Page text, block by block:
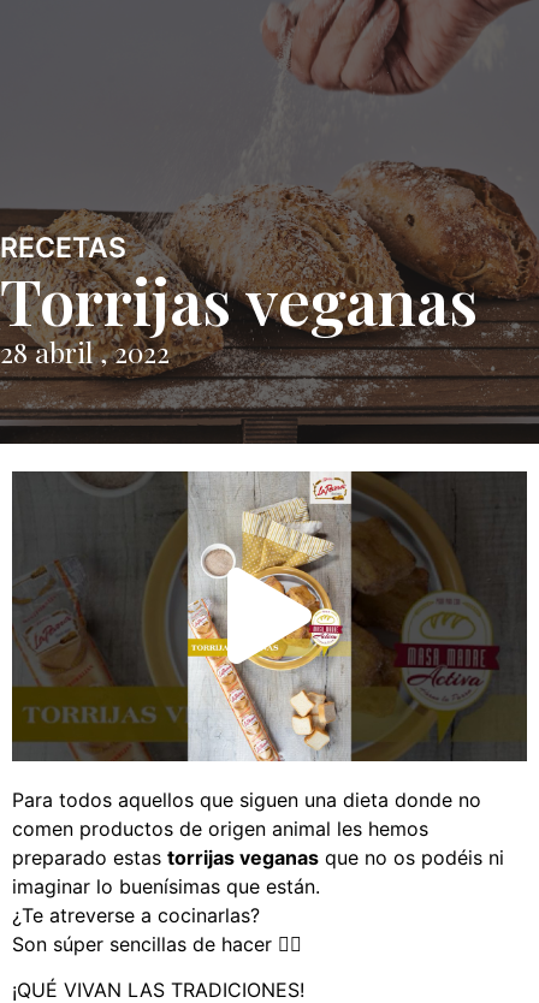
RECETAS
Torrijas veganas
28 abril , 2022
Para todos aquellos que siguen una dieta donde no
comen productos de origen animal les hemos
preparado estas torrijas veganas que no os podéis ni
imaginar lo buenísimas que están.
¿Te atreverse a cocinarlas?
Son súper sencillas de hacer 👌🏻
¡QUÉ VIVAN LAS TRADICIONES!